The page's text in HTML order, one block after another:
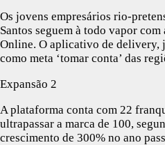
Os jovens empresários rio-
Santos seguem à todo vapor
Online. O aplicativo de delivery,
como meta ‘tomar conta’ das
Expansão 2
A plataforma conta com 22
ultrapassar a marca de 100,
crescimento de 300% no ano